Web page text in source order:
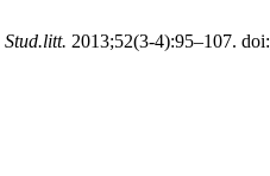
Stud.litt. 2013;52(3-4):95–107. doi: